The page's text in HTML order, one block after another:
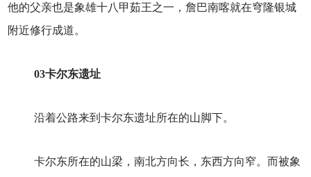
他的父亲也是象雄十八甲茹王之一，詹巴南喀就在穹隆银城
附近修行成道。
03卡尔东遗址
沿着公路来到卡尔东遗址所在的山脚下。
卡尔东所在的山梁，南北方向长，东西方向窄。而被象